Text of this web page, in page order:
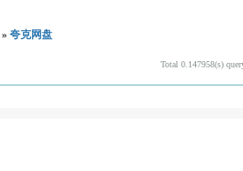
» 夸克网盘
Total 0.147958(s)